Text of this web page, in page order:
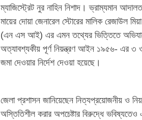
ম্যাজিস্ট্রেট নুর নাহিন নিশাদ। ভ্রাম্যমান
মায়ের দোয়া জেনারেল স্টোরের মালিক রেজাউল
(এন এস আই) এর এমন তথ্যের ভিত্তিতে অভিযান
অত্যাবশ্যকীয় পূর্ণ নিয়ন্ত্রণ আইন ১৯৫৬- এর ৩ ও
জমা দেওয়ার নির্দেশ দেওয়া হয়েছে।
জেলা প্রশাসন জানিয়েছেন নিত্যপ্রয়োজনীয় ও
অস্তিতিশীল করার অপচেষ্টার বিরুদ্ধে